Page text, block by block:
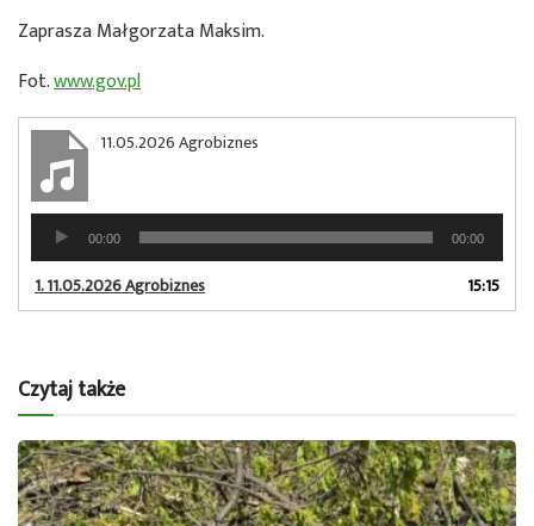
Zaprasza Małgorzata Maksim.
Fot.www.gov.pl
11.05.2026 Agrobiznes
Odtwarzacz
plików
dźwiękowych
00:00 00:00
1.11.05.2026 Agrobiznes 15:15
Czytaj także